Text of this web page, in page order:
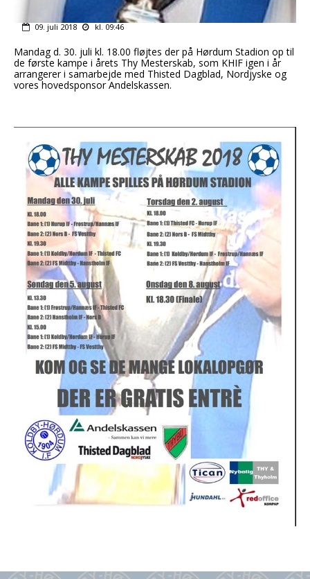
09. juli 2018 kl. 09:46
Mandag d. 30. juli kl. 18.00 fløjtes der på Hørdum Stadion op til
de første kampe i årets Thy Mesterskab, som KHIF igen i år
arrangerer i samarbejde med Thisted Dagblad, Nordjyske og
vores hovedsponsor Andelskassen.